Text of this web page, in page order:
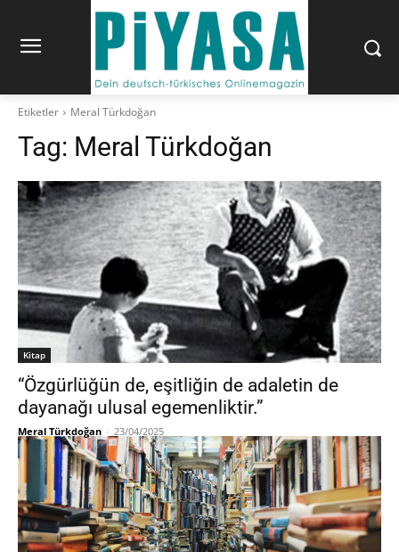
Etiketler Meral Türkdoğan
Tag: Meral Türkdoğan
Kitap
“Özgürlüğün de, eşitliğin de adaletin de
dayanağı ulusal egemenliktir.”
Meral Türkdoğan - 23/04/2025